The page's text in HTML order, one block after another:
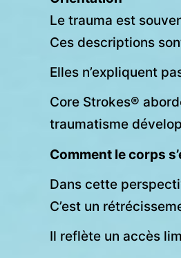
Le trauma est
Ces descriptions
Elles n’expliquent
Core Strokes®
traumatisme
Comment le corps
Dans cette
C’est un
Il reflète un accès